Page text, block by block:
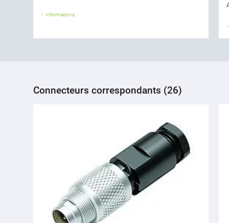
Informations
Connecteurs correspondants (26)